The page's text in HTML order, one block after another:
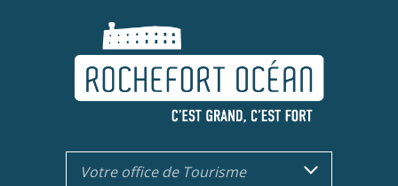
Votre office de Tourisme